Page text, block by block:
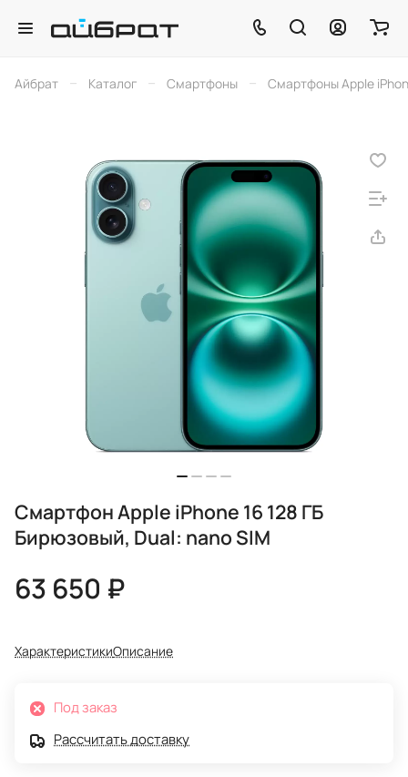
Айбрат – Каталог – Смартфоны – Смартфоны Apple
Смартфон Apple iPhone 16 128 ГБ
Бирюзовый, Dual: nano SIM
63 650 ₽
ХарактеристикиОписание
Под заказ
Рассчитать доставку